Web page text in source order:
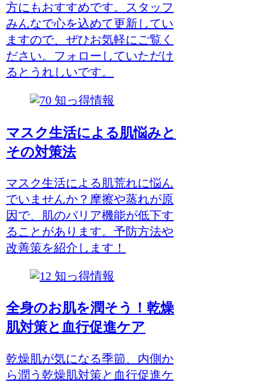
方にもおすすめです。スタッフ
みんなで心を込めて更新してい
ますので、ぜひお気軽にご覧く
ださい。フォローしていただけ
るとうれしいです。
知っ得情報
マスク生活による肌悩みと
その対策法
マスク生活による肌荒れに悩ん
でいませんか？摩擦や蒸れが原
因で、肌のバリア機能が低下す
ることがあります。予防方法や
改善策を紹介します！
知っ得情報
全身のお肌を潤そう！乾燥
肌対策と血行促進ケア
乾燥肌が気になる季節、内側か
ら潤う乾燥肌対策と血行促進ケ